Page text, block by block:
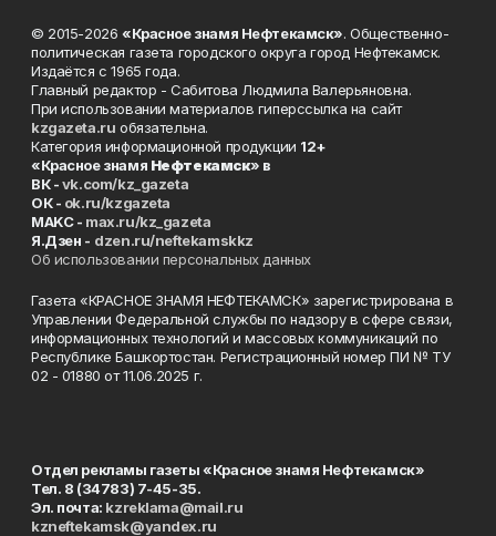
© 2015-2026 «Красное знамя Нефтекамск». Общественно-
политическая газета городского округа город Нефтекамск.
Издаётся с 1965 года.
Главный редактор - Сабитова Людмила Валерьяновна.
При использовании материалов гиперссылка на сайт
kzgazeta.ru обязательна.
Категория информационной продукции 12+
«Красное знамя Нефтекамск» в
ВК -vk.com/kz_gazeta
ОК - ok.ru/kzgazeta
MAKC - max.ru/kz_gazeta
Я.Дзен - dzen.ru/neftekamskkz
Об использовании персональных данных
Газета «КРАСНОЕ ЗНАМЯ НЕФТЕКАМСК» зарегистрирована в
Управлении Федеральной службы по надзору в сфере связи,
информационных технологий и массовых коммуникаций по
Республике Башкортостан. Регистрационный номер ПИ № ТУ
02 - 01880 от 11.06.2025 г.
Отдел рекламы газеты «Красное знамя Нефтекамск»
Тел. 8 (34783) 7-45-35.
Эл. почта: kzreklama@mail.ru
kzneftekamsk@yandex.ru